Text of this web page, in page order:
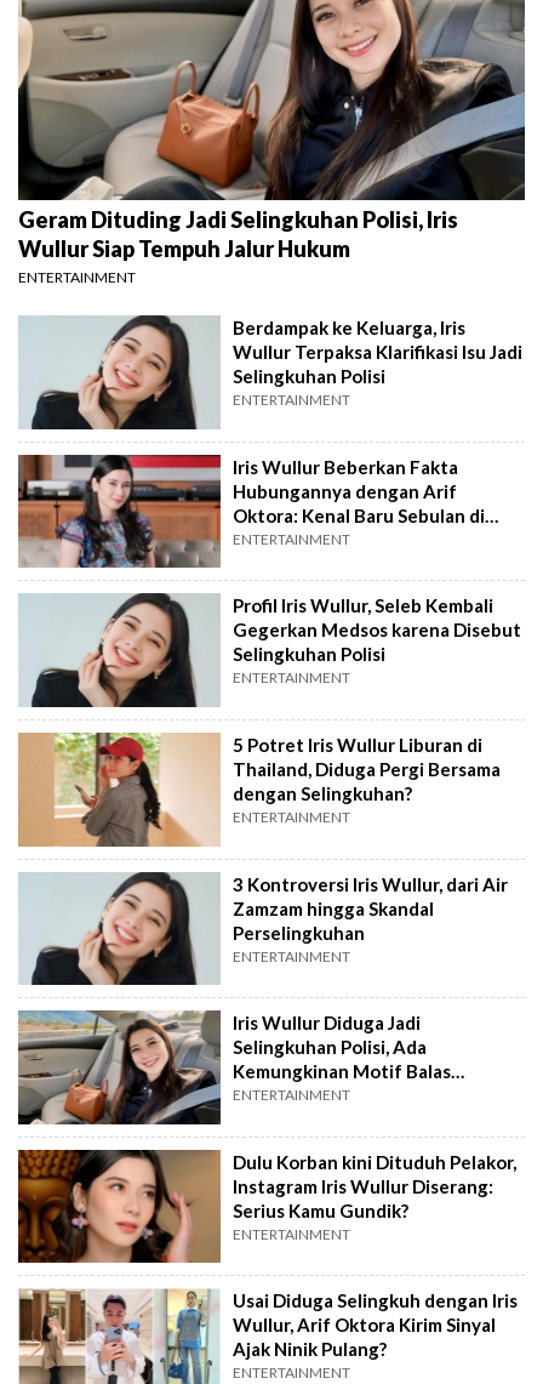
Geram Dituding Jadi Selingkuhan Polisi, Iris
Wullur Siap Tempuh Jalur Hukum
ENTERTAINMENT
Berdampak ke Keluarga, Iris
Wullur Terpaksa Klarifikasi Isu Jadi
Selingkuhan Polisi
ENTERTAINMENT
Iris Wullur Beberkan Fakta
Hubungannya dengan Arif
Oktora: Kenal Baru Sebulan di
TikTok
ENTERTAINMENT
Profil Iris Wullur, Seleb Kembali
Gegerkan Medsos karena Disebut
Selingkuhan Polisi
ENTERTAINMENT
5 Potret Iris Wullur Liburan di
Thailand, Diduga Pergi Bersama
dengan Selingkuhan?
ENTERTAINMENT
3 Kontroversi Iris Wullur, dari Air
Zamzam hingga Skandal
Perselingkuhan
ENTERTAINMENT
Iris Wullur Diduga Jadi
Selingkuhan Polisi, Ada
Kemungkinan Motif Balas
Dendam
ENTERTAINMENT
Dulu Korban kini Dituduh Pelakor,
Instagram Iris Wullur Diserang:
Serius Kamu Gundik?
ENTERTAINMENT
Usai Diduga Selingkuh dengan Iris
Wullur, Arif Oktora Kirim Sinyal
Ajak Ninik Pulang?
ENTERTAINMENT